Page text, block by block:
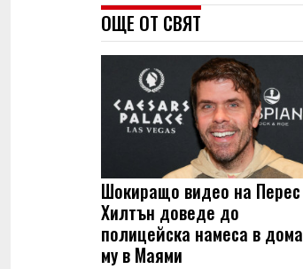
ОЩЕ ОТ СВЯТ
Шокиращо видео на Перес
Хилтън доведе до
полицейска намеса в дома
му в Маями